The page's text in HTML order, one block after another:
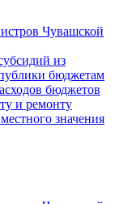
Чувашской
из
бюджетам
бюджетов
и ремонту
значения